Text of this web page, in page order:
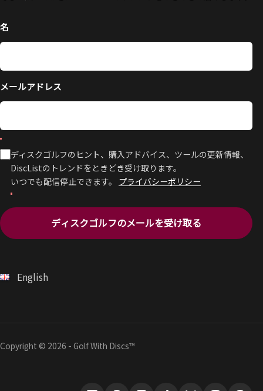
名
メールアドレス
ディスクゴルフのヒント、購入アドバイス、ツールの更新情報、
DiscListのトレンドをときどき受け取ります。
いつでも配信停止できます。 プライバシーポリシー
ディスクゴルフのメールを受け取る
English
Copyright © 2026 - Golf With Discs™